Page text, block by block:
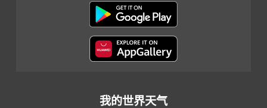
我的世界天气